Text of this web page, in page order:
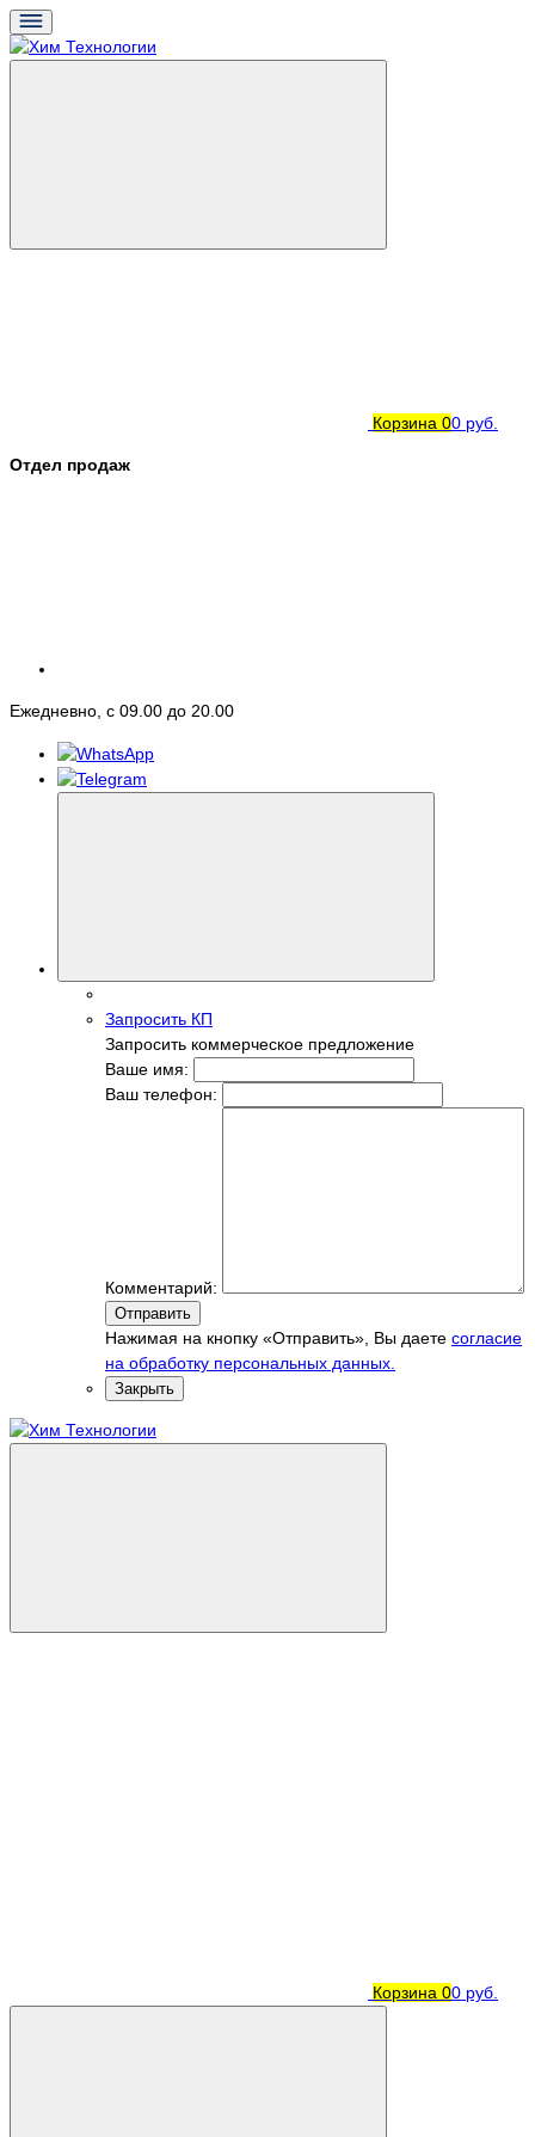
Корзина 00 руб.
Отдел продаж
Ежедневно, с 09.00 до 20.00
Запросить КП
Запросить коммерческое предложение
Ваше имя:
Ваш телефон:
Комментарий:
Отправить
Нажимая на кнопку «Отправить», Вы даете согласие
на обработку персональных данных.
Закрыть
Корзина 00 руб.